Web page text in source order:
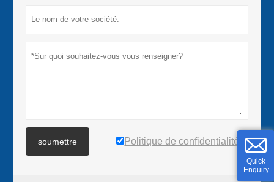
Quick
Enquiry
soumettre Politique de confidentialité